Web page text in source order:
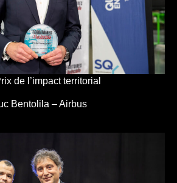
de l’impact territorial
Bentolila – Airbus